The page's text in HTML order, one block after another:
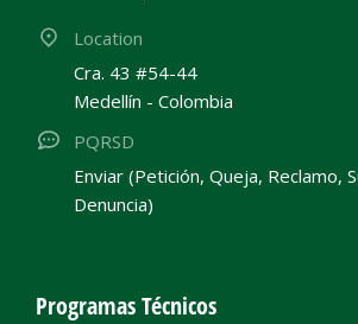
Location
Cra. 43 #54-44
Medellín - Colombia
PQRSD
Enviar (Petición, Queja, Reclamo,
Denuncia)
Programas Técnicos